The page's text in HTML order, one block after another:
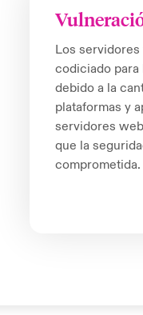
Los
codiciado
debido a la
plataformas y
servidores
que la
comprometida.